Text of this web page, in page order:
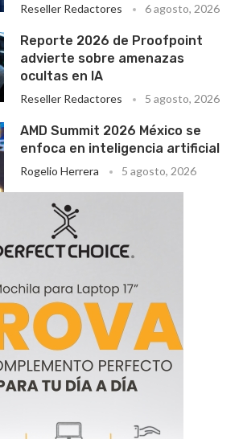
Reseller Redactores 6 agosto, 2026
Reporte 2026 de Proofpoint
advierte sobre amenazas
ocultas en IA
Reseller Redactores 5 agosto, 2026
AMD Summit 2026 México se
enfoca en inteligencia artificial
Rogelio Herrera 5 agosto, 2026